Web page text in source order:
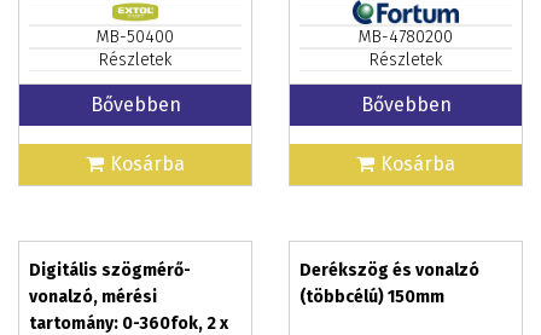
MB-50400
Részletek
Bővebben
Kosárba
MB-4780200
Részletek
Bővebben
Kosárba
Digitális szögmérő-
vonalzó, mérési
tartomány: 0-360fok, 2 x
Derékszög és vonalzó
(többcélú) 150mm